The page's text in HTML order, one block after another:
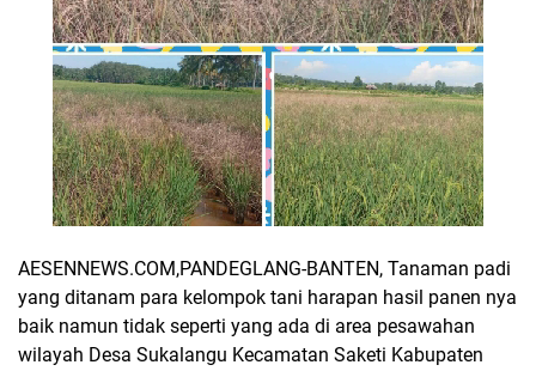
AESENNEWS.COM,PANDEGLANG-BANTEN, Tanaman padi
yang ditanam para kelompok tani harapan hasil panen nya
baik namun tidak seperti yang ada di area pesawahan
wilayah Desa Sukalangu Kecamatan Saketi Kabupaten